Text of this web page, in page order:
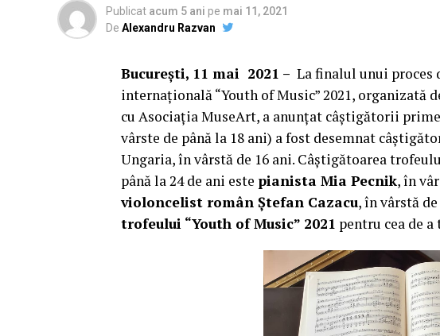
Publicat acum 5 ani pe mai 11, 2021
De Alexandru Razvan
București, 11 mai 2021 – La finalul unui proces
internațională “Youth of Music” 2021,
cu Asociația MuseArt, a anunțat câștigătorii
vârste de până la 18 ani) a fost desemnat
Ungaria, în vârstă de 16 ani. Câștigătoarea
până la 24 de ani este pianista Mia Pecnik, în
violoncelist român Ștefan Cazacu, în vârstă
trofeului “Youth of Music” 2021 pentru cea de